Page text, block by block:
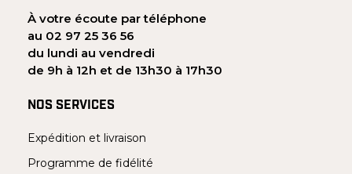
À votre écoute par téléphone
au 02 97 25 36 56
du lundi au vendredi
de 9h à 12h et de 13h30 à 17h30
NOS SERVICES
Expédition et livraison
Programme de fidélité